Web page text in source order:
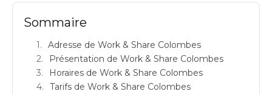
Sommaire
Adresse de Work & Share Colombes
Présentation de Work & Share Colombes
Horaires de Work & Share Colombes
Tarifs de Work & Share Colombes